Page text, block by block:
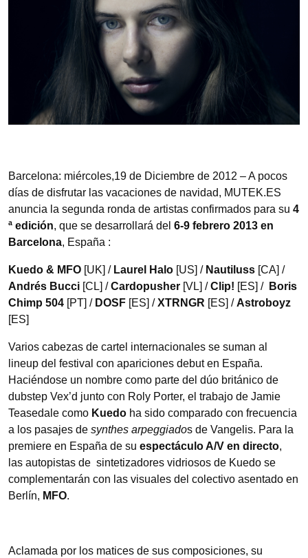
Barcelona: miércoles,19 de Diciembre de 2012 – A pocos
días de disfrutar las vacaciones de navidad, MUTEK.ES
anuncia la segunda ronda de artistas confirmados para su 4
ª edición, que se desarrollará del 6-9 febrero 2013 en
Barcelona, España :
Kuedo & MFO [UK] / Laurel Halo [US] / Nautiluss [CA] /
Andrés Bucci [CL] / Cardopusher [VL] / Clip! [ES] /
Boris
Chimp 504 [PT] / DOSF [ES] / XTRNGR [ES] / Astroboyz
[ES]
Varios cabezas de cartel internacionales se suman al
lineup del festival con apariciones debut en España.
Haciéndose un nombre como parte del dúo británico de
dubstep Vex’d junto con Roly Porter, el trabajo de Jamie
Teasedale como Kuedo ha sido comparado con frecuencia
a los pasajes de synthes arpeggiados de Vangelis. Para la
premiere en España de su espectáculo A/V en directo,
las autopistas de sintetizadores vidriosos de Kuedo se
complementarán con las visuales del colectivo asentado en
Berlín, MFO.
Aclamada por los matices de sus composiciones, su